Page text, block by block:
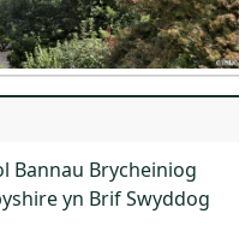
Bannau Brycheiniog
yn Brif Swyddog